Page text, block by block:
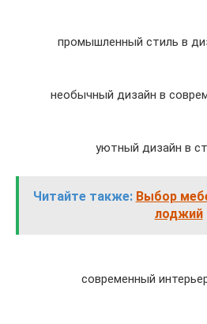
промышленный стиль в
необычный дизайн в
уютный дизайн в
Читайте также: Выбор
лоджий
современный